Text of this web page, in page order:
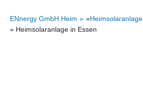
ENnergy GmbH Heim »Heimsolaranlage
» Heimsolaranlage in Essen